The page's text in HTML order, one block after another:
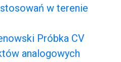
w terenie
Próbka CV
analogowych